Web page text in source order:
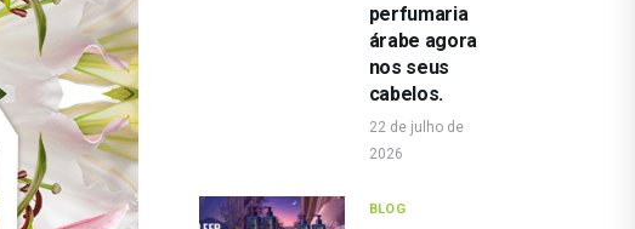
perfumaria
árabe agora
nos seus
cabelos.
22 de julho de
2026
BLOG